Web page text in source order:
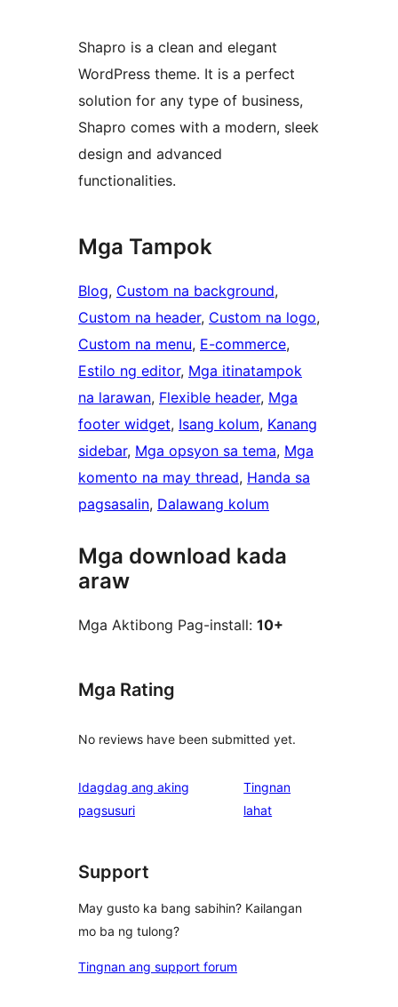
Shapro is a clean and elegant
WordPress theme. It is a perfect
solution for any type of business,
Shapro comes with a modern, sleek
design and advanced
functionalities.
Mga Tampok
Blog, Custom na background
Custom na header, Custom na logo
Custom na menu, E-commerce
Estilo ng editor, Mga itinatampok
na larawan, Flexible header, Mga
footer widget, Isang kolum, Kanang
sidebar, Mga opsyon sa tema, Mga
komento na may thread, Handa sa
pagsasalin, Dalawang kolum
Mga download kada
araw
Mga Aktibong Pag-install: 10+
Mga Rating
No reviews have been submitted yet.
Idagdag ang aking
pagsusuri
Tingnan
lahatng
Support
May gusto ka bang sabihin? Kailangan
mo ba ng tulong?
Tingnan ang support forum